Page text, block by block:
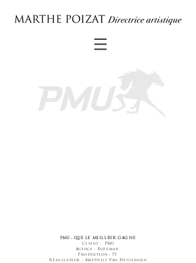
PMU - QUE LE MEILLEUR GAGNE
Client : PMU
Agence : Buzzman
Production : 75
Réalisateur : Matthijs Van Heijningen